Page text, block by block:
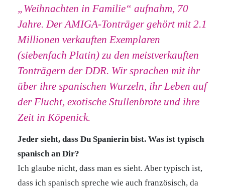
„Weihnachten in Familie“ aufnahm, 70
Jahre. Der AMIGA-Tonträger gehört mit 2.1
Millionen verkauften Exemplaren
(siebenfach Platin) zu den meistverkauften
Tonträgern der DDR. Wir sprachen mit ihr
über ihre spanischen Wurzeln, ihr Leben auf
der Flucht, exotische Stullenbrote und ihre
Zeit in Köpenick.
Jeder sieht, dass Du Spanierin bist. Was ist typisch
spanisch an Dir?
Ich glaube nicht, dass man es sieht. Aber typisch ist,
dass ich spanisch spreche wie auch französisch, da